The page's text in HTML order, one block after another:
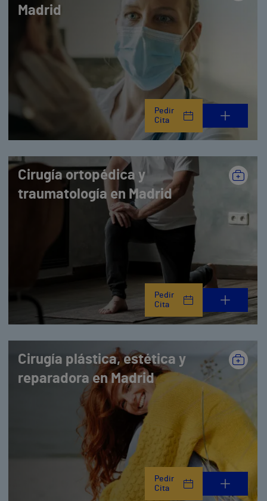
Madrid
Pedir
Cita
Cirugía ortopédica y
traumatología en Madrid
Pedir
Cita
Cirugía plástica, estética y
reparadora en Madrid
Pedir
Cita